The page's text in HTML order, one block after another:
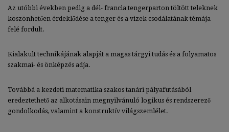
Az utóbbi években pedig a dél- francia tengerparton töltött teleknek
köszönhetően érdeklődése a tenger és a vizek csodálatának témája
felé fordult.
Kialakult technikájának alapját a magas tárgyi tudás és a folyamatos
szakmai- és önképzés adja.
Továbbá a kezdeti matematika szakos tanári pályafutásából
eredeztethető az alkotásain megnyilvánuló logikus és rendszerező
gondolkodás, valamint a konstruktív világszemlélet.